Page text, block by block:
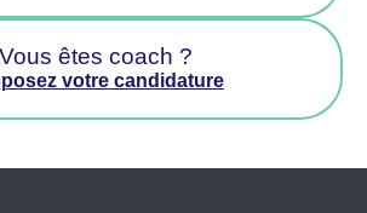
Vous êtes coach ?
votre candidature